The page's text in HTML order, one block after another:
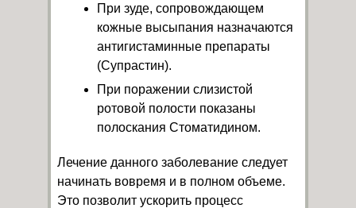
При зуде, сопровождающем
кожные высыпания назначаются
антигистаминные препараты
(Супрастин).
При поражении слизистой
ротовой полости показаны
полоскания Стоматидином.
Лечение данного заболевание следует
начинать вовремя и в полном объеме.
Это позволит ускорить процесс